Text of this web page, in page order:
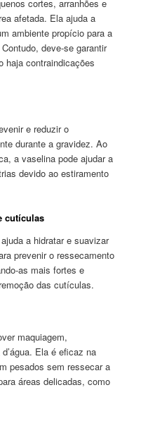
cortes, arranhões e
afetada. Ela ajuda a
ambiente propício para a
deve-se garantir
haja contraindicações
e reduzir o
durante a gravidez. Ao
a vaselina pode ajudar a
devido ao estiramento
cutículas
a hidratar e suavizar
prevenir o ressecamento
as mais fortes e
das cutículas.
maquiagem,
Ela é eficaz na
pesados sem ressecar a
áreas delicadas, como